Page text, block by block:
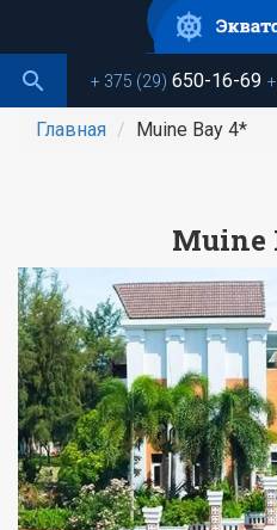
основному
содержанию+ 375 (29) 650-16-69
Главная Muine Bay 4*
Muine